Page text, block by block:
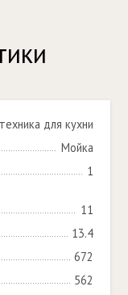
для кухни
Мойка
1
11
13.4
672
562